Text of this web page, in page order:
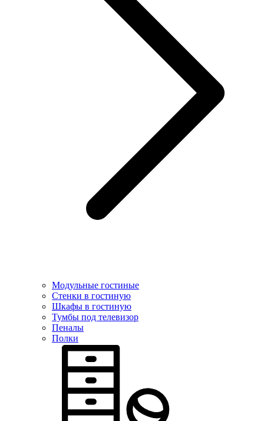
Модульные гостиные
Стенки в гостиную
Шкафы в гостиную
Тумбы под телевизор
Пеналы
Полки